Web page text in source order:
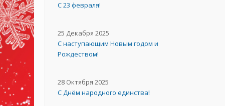
С 23 февраля!
25 Декабря 2025
С наступающим Новым годом и
Рождеством!
28 Октября 2025
C Днём народного единства!